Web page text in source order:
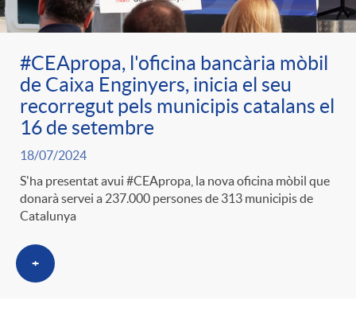
#CEApropa, l'oficina bancària mòbil
de Caixa Enginyers, inicia el seu
recorregut pels municipis catalans el
16 de setembre
18/07/2024
S'ha presentat avui #CEApropa, la nova oficina mòbil que
donarà servei a 237.000 persones de 313 municipis de
Catalunya
+